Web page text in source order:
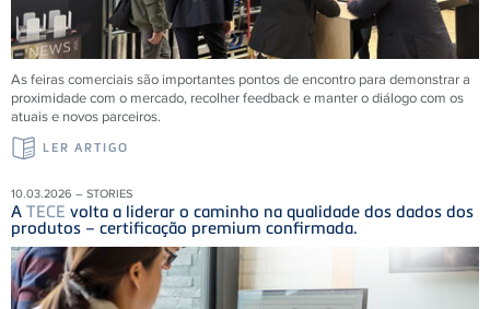
As feiras comerciais são importantes pontos de encontro para demonstrar a
proximidade com o mercado, recolher feedback e manter o diálogo com os
atuais e novos parceiros.
LER ARTIGO
10.03.2026 – STORIES
A TECE volta a liderar o caminho na qualidade dos dados dos
produtos – certificação premium confirmada.